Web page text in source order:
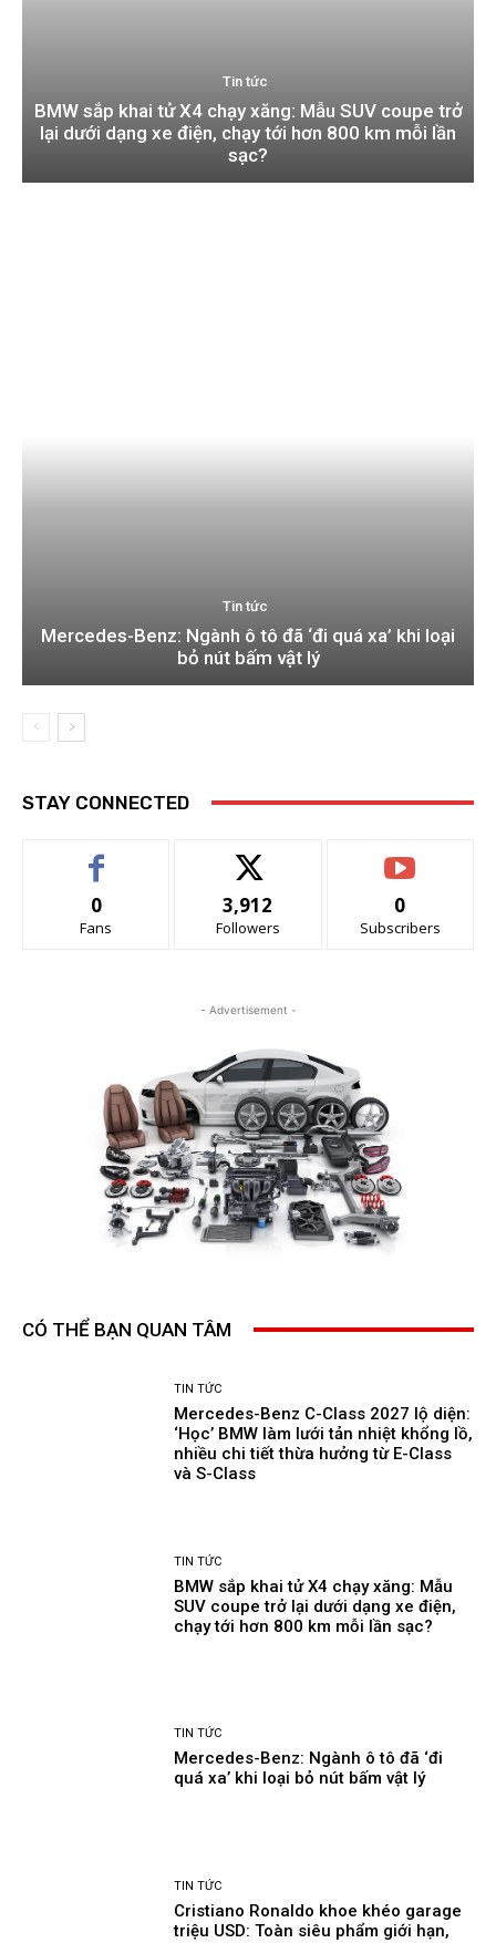
Tin tức
BMW sắp khai tử X4 chạy xăng: Mẫu SUV coupe trở
lại dưới dạng xe điện, chạy tới hơn 800 km mỗi lần
sạc?
Tin tức
Mercedes-Benz: Ngành ô tô đã ‘đi quá xa’ khi loại
bỏ nút bấm vật lý
STAY CONNECTED
0
Fans
3,912
Followers
0
Subscribers
- Advertisement -
CÓ THỂ BẠN QUAN TÂM
TIN TỨC
Mercedes-Benz C-Class 2027 lộ diện:
‘Học’ BMW làm lưới tản nhiệt khổng lồ,
nhiều chi tiết thừa hưởng từ E-Class
và S-Class
TIN TỨC
BMW sắp khai tử X4 chạy xăng: Mẫu
SUV coupe trở lại dưới dạng xe điện,
chạy tới hơn 800 km mỗi lần sạc?
TIN TỨC
Mercedes-Benz: Ngành ô tô đã ‘đi
quá xa’ khi loại bỏ nút bấm vật lý
TIN TỨC
Cristiano Ronaldo khoe khéo garage
triệu USD: Toàn siêu phẩm giới hạn,